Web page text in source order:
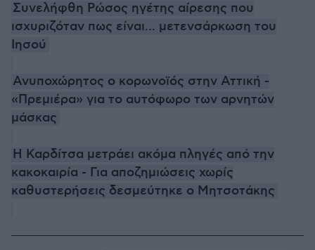
Συνελήφθη Ρώσος ηγέτης αίρεσης που
ισχυριζόταν πως είναι... μετενσάρκωση του
Ιησού
Ανυποχώρητος ο κορωνοϊός στην Αττική -
«Πρεμιέρα» για το αυτόφωρο των αρνητών
μάσκας
H Καρδίτσα μετράει ακόμα πληγές από την
κακοκαιρία - Για αποζημιώσεις χωρίς
καθυστερήσεις δεσμεύτηκε ο Μητσοτάκης